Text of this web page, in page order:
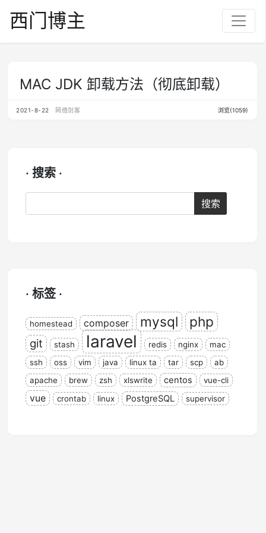
西门博主
MAC JDK 卸载方法（彻底卸载）
2021-8-22 网络剑客 浏览(1059)
· 搜索 ·
· 标签 ·
homestead composer mysql php
git stash laravel redis nginx
mac
ssh
oss vim java linux ta tar scp
ab
apache
brew zsh xlswrite centos vue-cli
vue crontab linux PostgreSQL supervisor